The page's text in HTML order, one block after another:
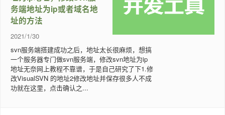
务端地址为ip或者域名地
址的方法
2021/1/30
svn服务端搭建成功之后，地址太长很麻烦，想搞
一个服务器专门做svn服务端，修改svn地址为ip
地址无奈网上教程不靠谱，于是自己研究了下1.修
改VisualSVN 的地址2修改地址并保存很多人不成
功就在这里，点击确认之...